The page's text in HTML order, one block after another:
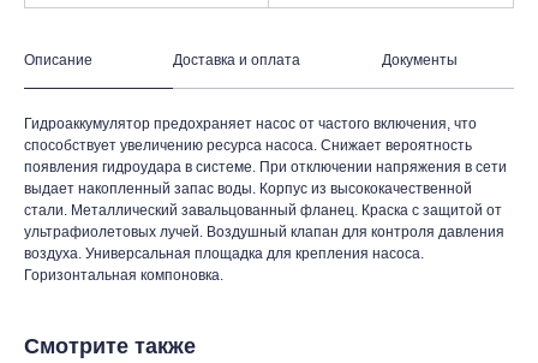
Описание Доставка и оплата Документы
Гидроаккумулятор предохраняет насос от частого включения, что
способствует увеличению ресурса насоса. Снижает вероятность
появления гидроудара в системе. При отключении напряжения в сети
выдает накопленный запас воды. Корпус из высококачественной
стали. Металлический завальцованный фланец. Краска с защитой от
ультрафиолетовых лучей. Воздушный клапан для контроля давления
воздуха. Универсальная площадка для крепления насоса.
Горизонтальная компоновка.
Смотрите также
Каталог О компании Акции Статьи